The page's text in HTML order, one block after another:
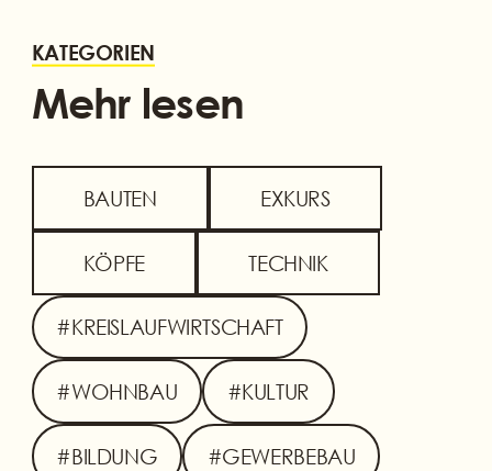
KATEGORIEN
Mehr lesen
BAUTEN EXKURS
KÖPFE TECHNIK
#KREISLAUFWIRTSCHAFT
#WOHNBAU #KULTUR
#BILDUNG #GEWERBEBAU